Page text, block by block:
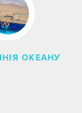
ОКЕАНУ